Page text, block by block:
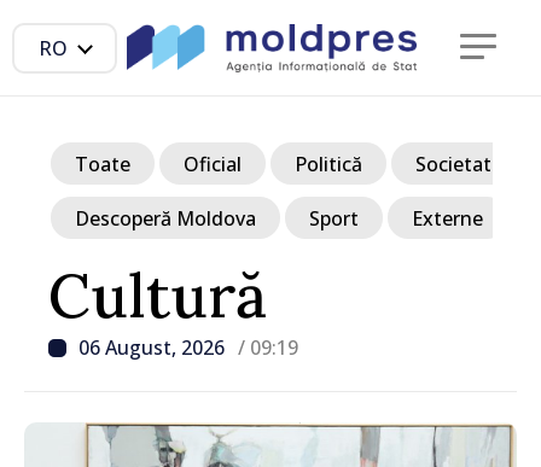
RO
Cultură
06 August, 2026 / 09:19
Toate Oficial Politică Societate
Descoperă Moldova Sport Externe